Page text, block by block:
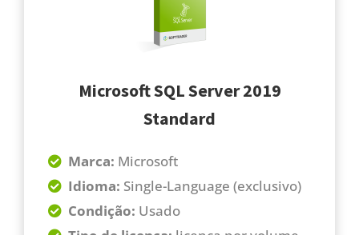
Microsoft SQL Server 2019
Standard
Marca: Microsoft
Idioma: Single-Language (exclusivo)
Condição: Usado